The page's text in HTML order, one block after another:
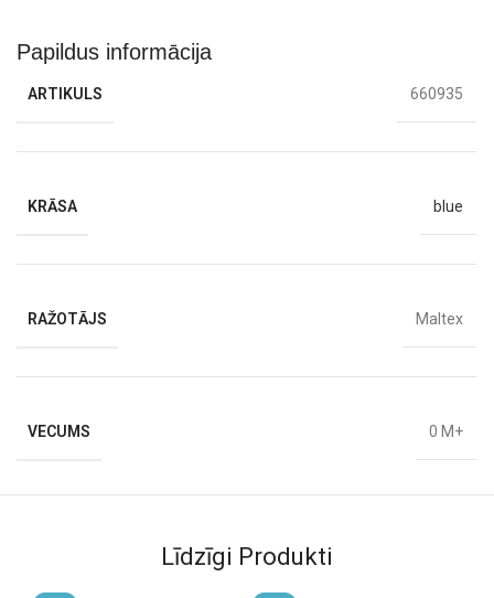
Papildus informācija
ARTIKULS 660935
KRĀSA blue
RAŽOTĀJS Maltex
VECUMS 0 M+
Līdzīgi Produkti